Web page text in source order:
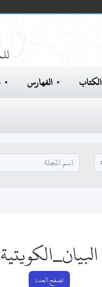
الكتاب الفهارس
البيان_الكويتية
تصفح العدد